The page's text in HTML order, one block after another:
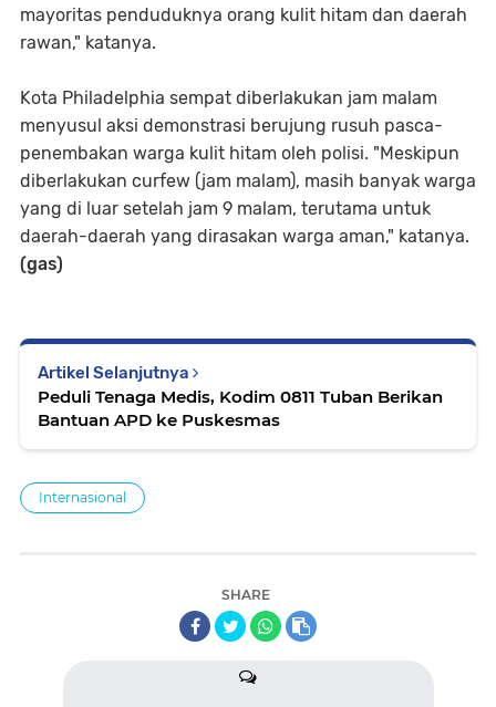
mayoritas penduduknya orang kulit hitam dan daerah
rawan," katanya.
Kota Philadelphia sempat diberlakukan jam malam
menyusul aksi demonstrasi berujung rusuh pasca-
penembakan warga kulit hitam oleh polisi. "Meskipun
diberlakukan curfew (jam malam), masih banyak warga
yang di luar setelah jam 9 malam, terutama untuk
daerah-daerah yang dirasakan warga aman," katanya.
(gas)
Artikel Selanjutnya
Peduli Tenaga Medis, Kodim 0811 Tuban Berikan
Bantuan APD ke Puskesmas
Internasional
SHARE